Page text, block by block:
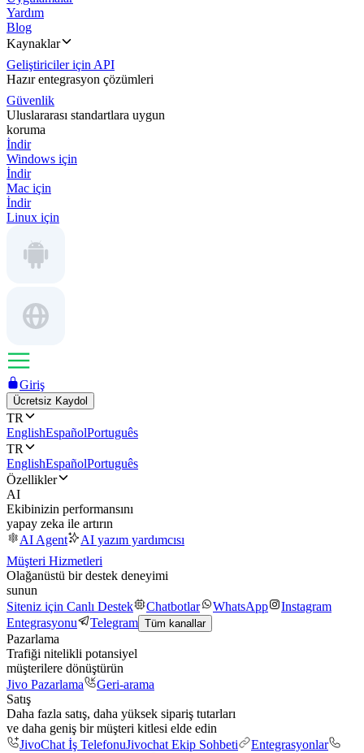
Yardım
Blog
Kaynaklar
Geliştiriciler için API
Hazır entegrasyon çözümleri
Güvenlik
Uluslararası standartlara uygun
koruma
İndir
Windows için
İndir
Mac için
İndir
Linux için
Giriş
Ücretsiz Kaydol
TR
EnglishEspañolPortuguês
TR
EnglishEspañolPortuguês
Özellikler
AI
Ekibinizin performansını
yapay zeka ile artırın
AI Agent
AI yazım yardımcısı
Müşteri Hizmetleri
Olağanüstü bir destek deneyimi
sunun
Siteniz için Canlı Destek
Chatbotlar WhatsApp
Instagram
Entegrasyonu
Telegram Tüm kanallar
Pazarlama
Trafiği nitelikli potansiyel
müşterilere dönüştürün
Jivo Pazarlama
Geri-arama
Satış
Daha fazla satış, daha yüksek sipariş tutarları
ve daha geniş bir müşteri kitlesi elde edin
JivoChat İş TelefonuJivochat Ekip Sohbeti
Entegrasyonlar